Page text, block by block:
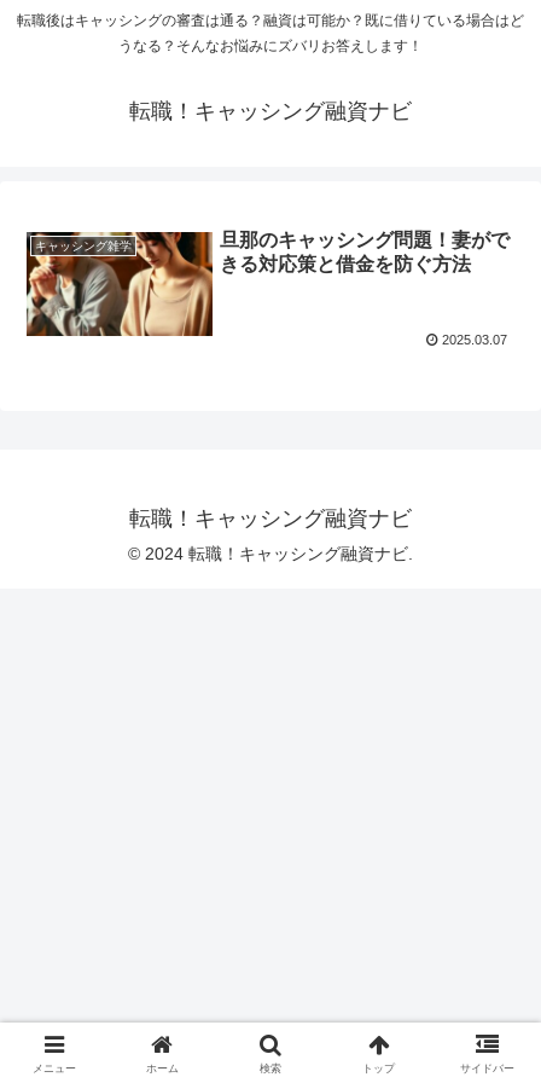
転職後はキャッシングの審査は通る？融資は可能か？既に借りている場合はど
うなる？そんなお悩みにズバリお答えします！
転職！キャッシング融資ナビ
キャッシング雑学
旦那のキャッシング問題！妻がで
きる対応策と借金を防ぐ方法
2025.03.07
転職！キャッシング融資ナビ
© 2024 転職！キャッシング融資ナビ.
メニュー ホーム 検索 トップ サイドバー